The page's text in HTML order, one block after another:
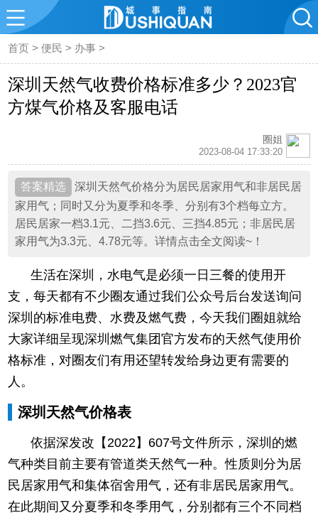
首页 >便民 > 办事 >
深圳天然气收费价格标准多少？2023官
方煤气价格及客服电话
圈姐
2023-08-04 17:33:20
深圳天然气价格分为居民居家用气和非居民居
家用气；同时又分为夏季和冬季、分别有3个档每立方。
居民居家一档3.1元、二挡3.6元、三挡4.85元；非居民居
家用气为3.3元、4.78元等。详情点击全文阅读~！
生活在深圳，水电气是必须一日三餐的使用开
支，每天都有不少圈友通过我们公众号后台发送询问
深圳的标准电费、水费及燃气费，今天我们圈姐就给
大家详细呈现深圳燃气集团官方发布的天然气使用价
格标准，对圈友们有用还望转发给身边更有需要的
人。
深圳天然气价格表
依据深发改【2022】607号文件所示，深圳的燃
气种类目前主要有管道类天然气一种。性质则分为居
民居家用气和集体宿舍用气，还有非居民居家用气。
在此期间又分夏季和冬季用气，分别都有三个不同档